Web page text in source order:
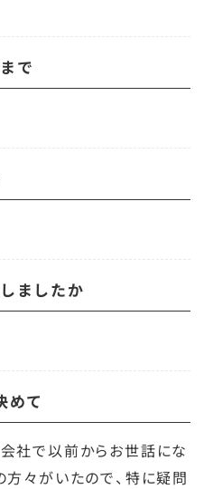
で
ましたか
めて
社で以前からお世話にな
々がいたので、特に疑問